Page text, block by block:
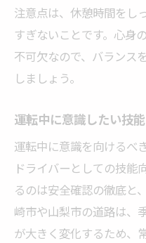
注意点は、休憩時間をし
すぎないことです。心身
不可欠なので、バランス
しましょう。
運転中に意識したい技
運転中に意識を向けるべ
ドライバーとしての技能
るのは安全確認の徹底と
崎市や山梨市の道路は、
が大きく変化するため、